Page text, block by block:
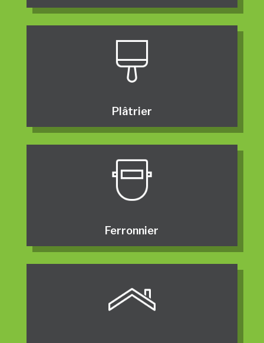
Plâtrier
Ferronnier